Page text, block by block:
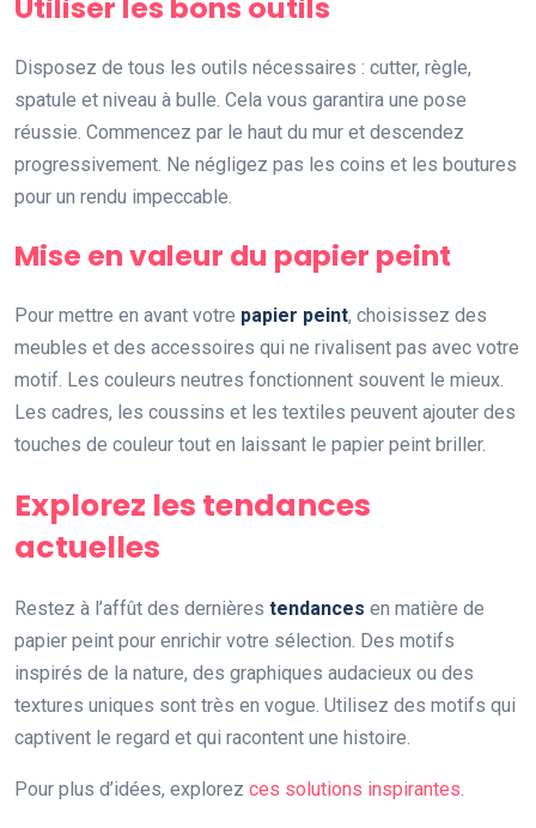
Disposez de tous les outils nécessaires : cutter, règle,
spatule et niveau à bulle. Cela vous garantira une pose
réussie. Commencez par le haut du mur et descendez
progressivement. Ne négligez pas les coins et les boutures
pour un rendu impeccable.
Mise en valeur du papier peint
Pour mettre en avant votre papier peint, choisissez des
meubles et des accessoires qui ne rivalisent pas avec votre
motif. Les couleurs neutres fonctionnent souvent le mieux.
Les cadres, les coussins et les textiles peuvent ajouter des
touches de couleur tout en laissant le papier peint briller.
Explorez les tendances
actuelles
Restez à l’affût des dernières tendances en matière de
papier peint pour enrichir votre sélection. Des motifs
inspirés de la nature, des graphiques audacieux ou des
textures uniques sont très en vogue. Utilisez des motifs qui
captivent le regard et qui racontent une histoire.
Pour plus d’idées, explorez ces solutions inspirantes.